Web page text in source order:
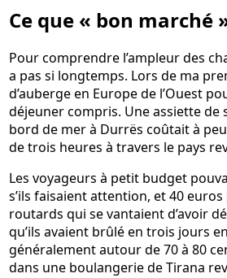
Ce que « bon
Pour comprendre l’ampleur des
a pas si longtemps. Lors de ma
d’auberge en Europe de l’Ouest
déjeuner compris. Une assiette
bord de mer à Durrës coûtait à
de trois heures à travers le pays
Les voyageurs à petit budget
s’ils faisaient attention, et 40
routards qui se vantaient d’avoir
qu’ils avaient brûlé en trois jours
généralement autour de 70 à 80
dans une boulangerie de Tirana